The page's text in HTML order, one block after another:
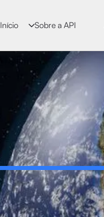
Início Sobre a API